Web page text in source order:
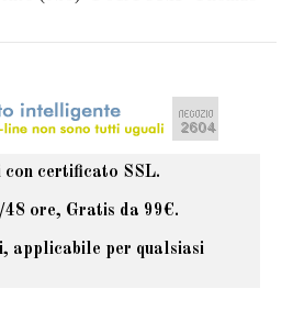
con certificato SSL.
48 ore, Gratis da 99€.
applicabile per qualsiasi